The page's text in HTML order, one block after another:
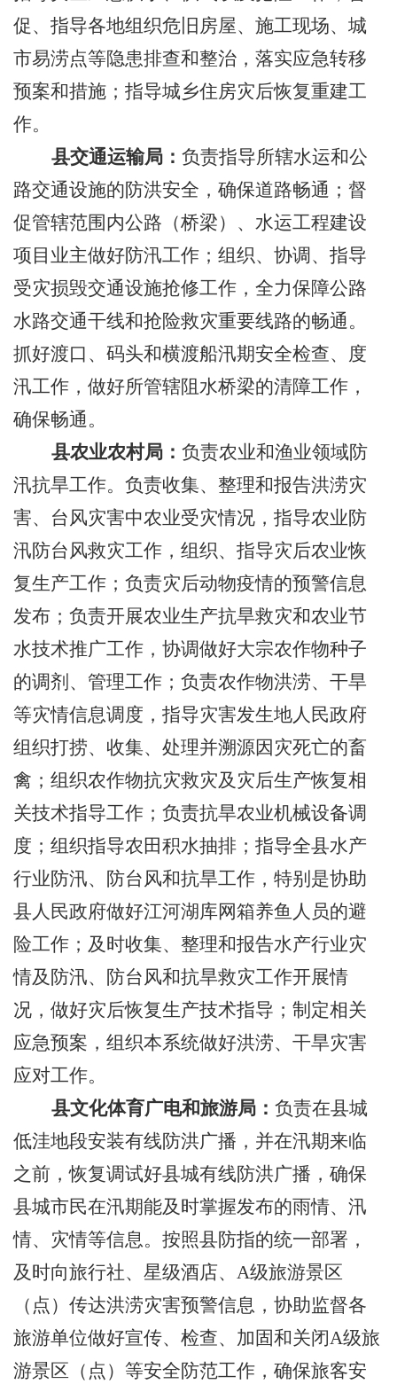
促、指导各地组织危旧房屋、施工现场、城
市易涝点等隐患排查和整治，落实应急转移
预案和措施；指导城乡住房灾后恢复重建工
作。
县交通运输局： 负责指导所辖水运和公
路交通设施的防洪安全，确保道路畅通；督
促管辖范围内公路（桥梁）、水运工程建设
项目业主做好防汛工作；组织、协调、指导
受灾损毁交通设施抢修工作，全力保障公路
水路交通干线和抢险救灾重要线路的畅通。
抓好渡口、码头和横渡船汛期安全检查、度
汛工作，做好所管辖阻水桥梁的清障工作，
确保畅通。
县农业农村局： 负责农业和渔业领域防
汛抗旱工作。负责收集、整理和报告洪涝灾
害、台风灾害中农业受灾情况，指导农业防
汛防台风救灾工作，组织、指导灾后农业恢
复生产工作；负责灾后动物疫情的预警信息
发布；负责开展农业生产抗旱救灾和农业节
水技术推广工作，协调做好大宗农作物种子
的调剂、管理工作；负责农作物洪涝、干旱
等灾情信息调度，指导灾害发生地人民政府
组织打捞、收集、处理并溯源因灾死亡的畜
禽；组织农作物抗灾救灾及灾后生产恢复相
关技术指导工作；负责抗旱农业机械设备调
度；组织指导农田积水抽排；指导全县水产
行业防汛、防台风和抗旱工作，特别是协助
县人民政府做好江河湖库网箱养鱼人员的避
险工作；及时收集、整理和报告水产行业灾
情及防汛、防台风和抗旱救灾工作开展情
况，做好灾后恢复生产技术指导；制定相关
应急预案，组织本系统做好洪涝、干旱灾害
应对工作。
县文化体育广电和旅游局： 负责在县城
低洼地段安装有线防洪广播，并在汛期来临
之前，恢复调试好县城有线防洪广播，确保
县城市民在汛期能及时掌握发布的雨情、汛
情、灾情等信息。按照县防指的统一部署，
及时向旅行社、星级酒店、 A级旅游景区
（点）传达洪涝灾害预警信息，协助监督各
旅游单位做好宣传、检查、加固和关闭A级旅
游景区（点）等安全防范工作，确保旅客安